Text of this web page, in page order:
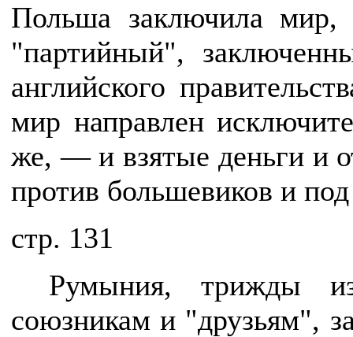
Польша заключила
"партийный",
английского
мир направлен
же, — и взятые деньги и
против большевиков и
cтр. 131
Румыния, трижды
союзникам и "друзьям",